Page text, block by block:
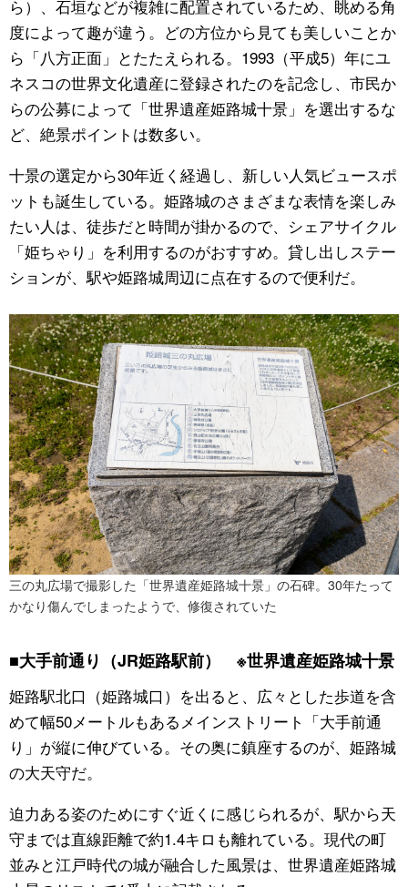
ら）、石垣などが複雑に配置されているため、眺める角
度によって趣が違う。どの方位から見ても美しいことか
ら「八方正面」とたたえられる。1993（平成5）年にユ
ネスコの世界文化遺産に登録されたのを記念し、市民か
らの公募によって「世界遺産姫路城十景」を選出するな
ど、絶景ポイントは数多い。
十景の選定から30年近く経過し、新しい人気ビュースポ
ットも誕生している。姫路城のさまざまな表情を楽しみ
たい人は、徒歩だと時間が掛かるので、シェアサイクル
「姫ちゃり」を利用するのがおすすめ。貸し出しステー
ションが、駅や姫路城周辺に点在するので便利だ。
三の丸広場で撮影した「世界遺産姫路城十景」の石碑。30年たって
かなり傷んでしまったようで、修復されていた
■大手前通り（JR姫路駅前） ※世界遺産姫路城十景
姫路駅北口（姫路城口）を出ると、広々とした歩道を含
めて幅50メートルもあるメインストリート「大手前通
り」が縦に伸びている。その奥に鎮座するのが、姫路城
の大天守だ。
迫力ある姿のためにすぐ近くに感じられるが、駅から天
守までは直線距離で約1.4キロも離れている。現代の町
並みと江戸時代の城が融合した風景は、世界遺産姫路城